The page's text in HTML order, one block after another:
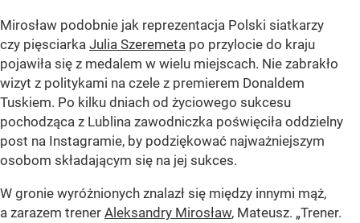
Mirosław podobnie jak reprezentacja Polski siatkarzy
czy pięsciarka Julia Szeremeta po przylocie do kraju
pojawiła się z medalem w wielu miejscach. Nie zabrakło
wizyt z politykami na czele z premierem Donaldem
Tuskiem. Po kilku dniach od życiowego sukcesu
pochodząca z Lublina zawodniczka poświęciła oddzielny
post na Instagramie, by podziękować najważniejszym
osobom składającym się na jej sukces.
W gronie wyróżnionych znalazł się między innymi mąż,
a zarazem trener Aleksandry Mirosław, Mateusz. „Trener.